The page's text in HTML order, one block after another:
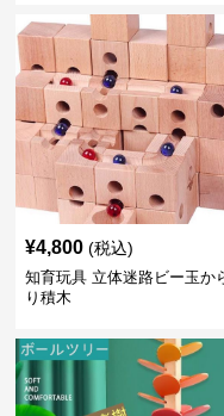
¥4,800 (税込)
知育玩具 立体迷路ビー玉か
り積木